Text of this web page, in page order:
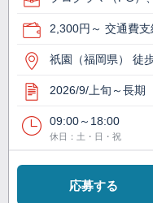
2,300円～ 交通費支
祇園（福岡県） 徒
2026/9/上旬～長期
09:00～18:00
休日：土・日・祝
応募する